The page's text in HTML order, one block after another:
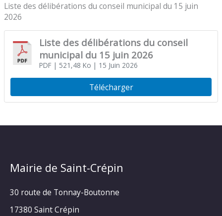
Liste des délibérations du conseil municipal du 15 juin
2026
Liste des délibérations du conseil
municipal du 15 juin 2026
PDF| 521,48 Ko | 15 Juin 2026
Télécharger
Mairie de Saint-Crépin
30 route de Tonnay-Boutonne
17380 Saint Crépin